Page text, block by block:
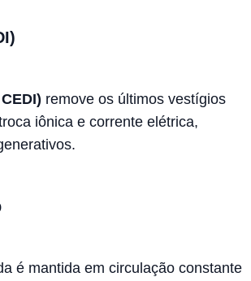
remove os últimos vestígios
iônica e corrente elétrica,
é mantida em circulação constante